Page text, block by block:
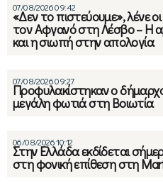
07/08/2026 09:42
«Δεν το πιστεύουμε», λένε
τον Αφγανό στη Λέσβο – Η
και η σιωπή στην απολογία
07/08/2026 09:27
Προφυλακίστηκαν ο
μεγάλη φωτιά στη Βοιωτία
06/08/2026 10:12
Στην Ελλάδα εκδίδεται
στη φονική επίθεση στη